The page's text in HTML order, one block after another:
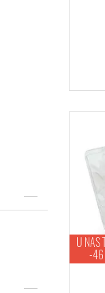
U NAS
-46